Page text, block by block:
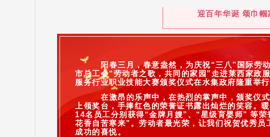
迎百年华诞 颂巾帼
阳春三月，春意盎然，为庆祝“三八”国际劳
市总工会“劳动者之歌，共同的家园”走进莱西家政
服务行业职业技能大赛颁奖仪式在水集政府隆重举行
在激昂的乐声中，在热烈的掌声中，颁奖仪
上领奖台，手捧红色的荣誉证书露出灿烂的笑容。
14名员工分别获得“金牌月嫂”、“星级育婴师” 等
花香自苦寒来”。劳动者最光荣，让我们祝贺优秀员
成功的喜悦。